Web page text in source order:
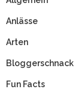
Anlässe
Arten
Bloggerschnack
Fun Facts